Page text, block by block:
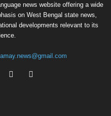
news website offering a wide
on West Bengal state news,
developments relevant to its